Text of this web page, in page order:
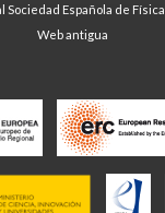
Sociedad Española de Física
Web antigua